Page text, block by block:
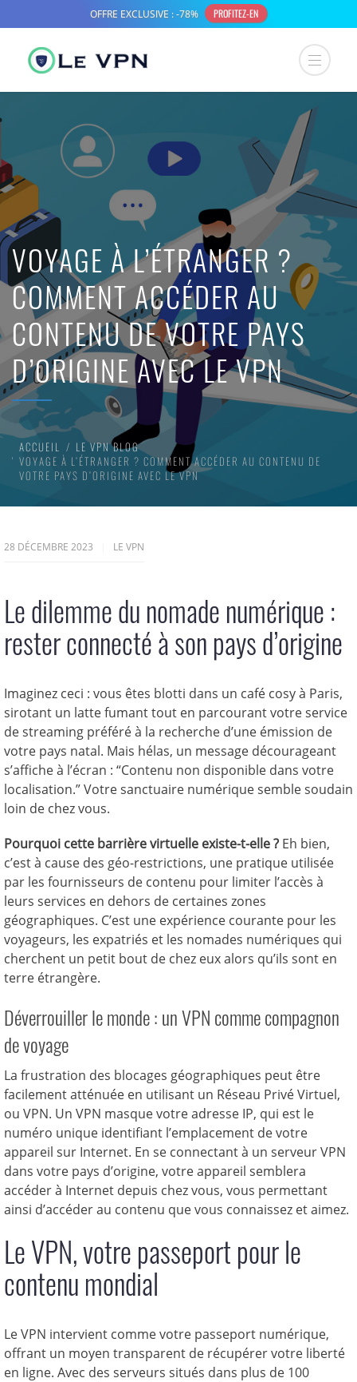
VOYAGE À L’ÉTRANGER ?
COMMENT ACCÉDER AU
CONTENU DE VOTRE PAYS
D’ORIGINE AVEC LE VPN
ACCUEIL
LE VPN BLOG
VOYAGE À L’ÉTRANGER ? COMMENT ACCÉDER AU CONTENU DE
VOTRE PAYS D’ORIGINE AVEC LE VPN
28 DÉCEMBRE 2023 LE VPN
Le dilemme du nomade numérique :
rester connecté à son pays d’origine
Imaginez ceci : vous êtes blotti dans un café cosy à Paris,
sirotant un latte fumant tout en parcourant votre service
de streaming préféré à la recherche d’une émission de
votre pays natal. Mais hélas, un message décourageant
s’affiche à l’écran : “Contenu non disponible dans votre
localisation.” Votre sanctuaire numérique semble soudain
loin de chez vous.
Pourquoi cette barrière virtuelle existe-t-elle ? Eh bien,
c’est à cause des géo-restrictions, une pratique utilisée
par les fournisseurs de contenu pour limiter l’accès à
leurs services en dehors de certaines zones
géographiques. C’est une expérience courante pour les
voyageurs, les expatriés et les nomades numériques qui
cherchent un petit bout de chez eux alors qu’ils sont en
terre étrangère.
Déverrouiller le monde : un VPN comme compagnon
de voyage
La frustration des blocages géographiques peut être
facilement atténuée en utilisant un Réseau Privé Virtuel,
ou VPN. Un VPN masque votre adresse IP, qui est le
numéro unique identifiant l’emplacement de votre
appareil sur Internet. En se connectant à un serveur VPN
dans votre pays d’origine, votre appareil semblera
accéder à Internet depuis chez vous, vous permettant
ainsi d’accéder au contenu que vous connaissez et aimez.
Le VPN, votre passeport pour le
contenu mondial
Le VPN intervient comme votre passeport numérique,
offrant un moyen transparent de récupérer votre liberté
en ligne. Avec des serveurs situés dans plus de 100